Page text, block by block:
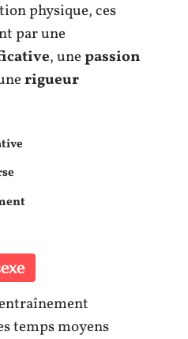
physique, ces
par une
, unepassion
rigueur
temps moyens